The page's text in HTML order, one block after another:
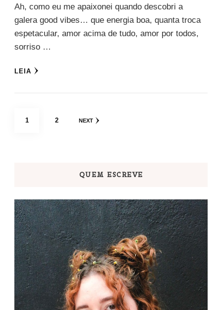
Ah, como eu me apaixonei quando descobri a
galera good vibes… que energia boa, quanta troca
espetacular, amor acima de tudo, amor por todos,
sorriso …
LEIA
Paginação
PAGE
1 PAGE
2 NEXT
QUEM ESCREVE